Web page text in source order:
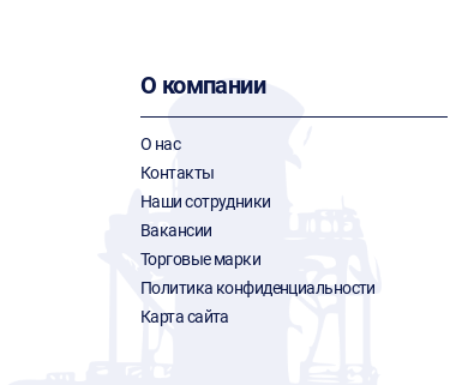
О компании
О нас
Контакты
Наши сотрудники
Вакансии
Торговые марки
Политика конфиденциальности
Карта сайта